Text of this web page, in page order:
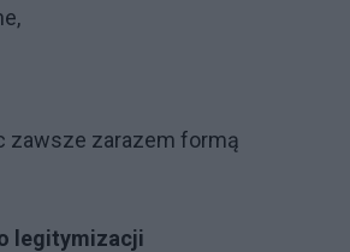
zawsze zarazem formą
legitymizacji